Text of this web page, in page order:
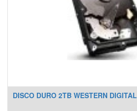
DISCO DURO 2TB WESTERN